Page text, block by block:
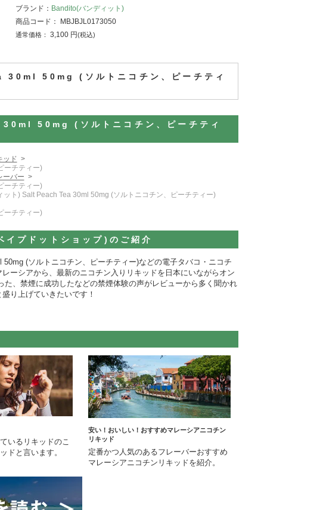
ブランド： Bandito(バンディット)
商品コード： MBJBJL0173050
通常価格： 3,100 円(税込)
50mg (ソルトニコチン、ピーチティ
50mg (ソルトニコチン、ピーチティ
ッド
ーチティー)
ーバー
ーチティー)
ット) Salt Peach Tea 30ml 50mg (ソルトニコチン、ピーチティー)
ーチティー)
プドットショップ)のご紹介
(ソルトニコチン、ピーチティー)などの電子タバコ・ニコチ
ーシアから、最新のニコチン入りリキッドを日本にいながらオン
、禁煙に成功したなどの禁煙体験の声がレビューから多く聞かれ
り上げていきたいです！
いるリキッドのこ
ドと言います。
安い！おいしい！おすすめマレーシアニコチン
リキッド
定番かつ人気のあるフレーバーおすすめ
マレーシアニコチンリキッドを紹介。